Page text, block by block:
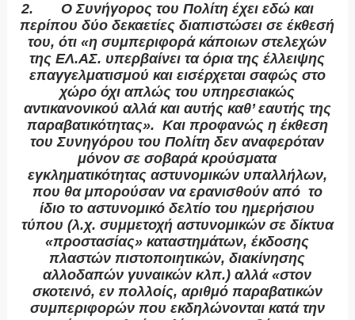
2.
Ο Συνήγορος του Πολίτη έχει εδώ και
περίπου δύο δεκαετίες διαπιστώσει σε έκθεσή
του, ότι «η συμπεριφορά κάποιων στελεχών
της ΕΛ.ΑΣ. υπερβαίνει τα όρια της έλλειψης
επαγγελματισμού και εισέρχεται σαφώς στο
χώρο όχι απλώς του υπηρεσιακώς
αντικανονικού αλλά και αυτής καθ’ εαυτής της
παραβατικότητας». Και προφανώς η έκθεση
του Συνηγόρου του Πολίτη δεν αναφερόταν
μόνον σε σοβαρά κρούσματα
εγκληματικότητας αστυνομικών υπαλλήλων,
που θα μπορούσαν να ερανισθούν από το
ίδιο το αστυνομικό δελτίο του ημερήσιου
τύπου (λ.χ. συμμετοχή αστυνομικών σε δίκτυα
«προστασίας» καταστημάτων, έκδοσης
πλαστών πιστοποιητικών, διακίνησης
αλλοδαπών γυναικών κλπ.) αλλά «στον
σκοτεινό, εν πολλοίς, αριθμό παραβατικών
συμπεριφορών που εκδηλώνονται κατά την